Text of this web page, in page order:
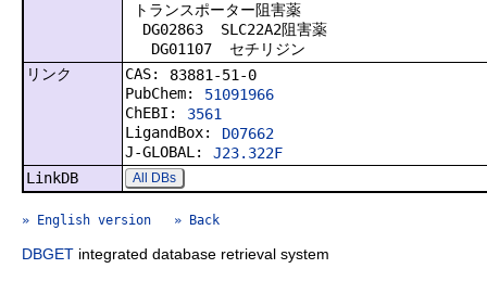
トランスポーター阻害薬
DG02863 SLC22A2阻害薬
DG01107 セチリジン
リンク
CAS:
83881-51-0
PubChem:
51091966
ChEBI:
3561
LigandBox:
D07662
J-GLOBAL: J23.322F
LinkDB
All DBs
» English version » Back
DBGET integrated database retrieval system